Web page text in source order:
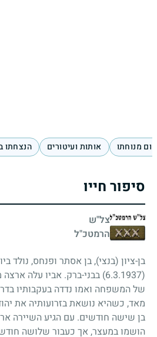
מנוחתו אותות ועיטורים הנצחתו
סיפור חייו
צל"ש
הרמטכ"ל
בן-ציון (בנצי), בן אסתר ופנחס, נולד
(6.3.1937)
בבני-ברק. אביו עלה
של המשפחה ואמו נדדה בעקבותיו
מאד, כשהיא נושאת בזרועותיה את
בן שישה חודשים. עם הגיע השיירה
הושמו במעצר, אך כעבור שלושה